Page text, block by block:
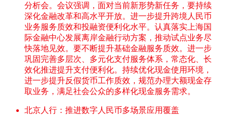
分析会。会议强调，面对当前新形势新任务，要持续
深化金融改革和高水平开放。进一步提升跨境人民币
业务服务质效和投融资便利化水平。认真落实上海国
际金融中心发展离岸金融行动方案，推动试点业务尽
快落地见效。要不断提升基础金融服务质效。进一步
巩固完善多层次、多元化支付服务体系，常态化、长
效化推进提升支付便利化。持续优化现金使用环境，
进一步提升反假货币工作质效，规范办理大额现金存
取业务，满足社会公众的多样化现金服务需求。
北京人行：推进数字人民币多场景应用覆盖